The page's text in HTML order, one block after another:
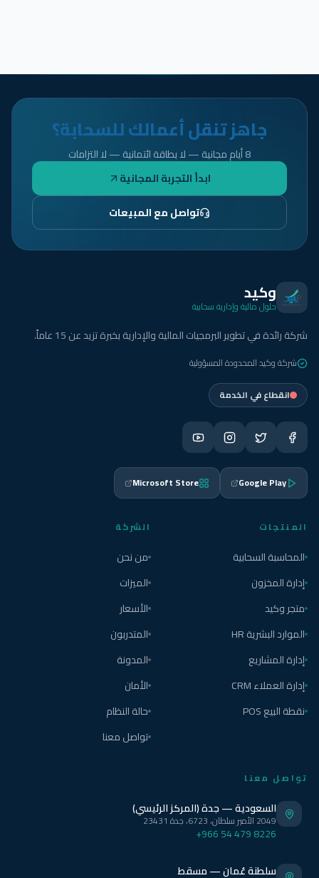
جاهز تنقل أعمالك للسحابة؟
8 أيام مجانية — لا بطاقة ائتمانية — لا التزامات
ابدأ التجربة المجانية
تواصل مع المبيعات
وكيد
حلول مالية وإدارية سحابية
شركة رائدة في تطوير البرمجيات المالية والإدارية بخبرة تزيد عن 15 عاماً.
شركة وكيد المحدودة المسؤولية
انقطاع في الخدمة
Google Play
Microsoft Store
المنتجات
المحاسبة السحابية
إدارة المخزون
متجر وكيد
الموارد البشرية HR
إدارة المشاريع
إدارة العملاء CRM
نقطة البيع POS
الشركة
من نحن
الميزات
الأسعار
المتدربون
المدونة
الأمان
حالة النظام
تواصل معنا
تواصل معنا
السعودية — جدة (المركز الرئيسي)
2049 الأمير سلطان، 6723، جدة 23431
+966 54 479 8226
سلطنة عُمان — مسقط